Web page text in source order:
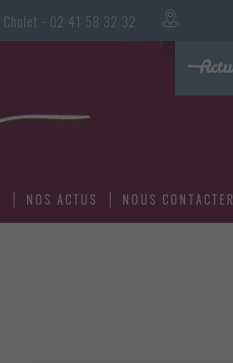
à Cholet - 02 41 58 32 32
NOS ACTUS NOUS CONTACTER